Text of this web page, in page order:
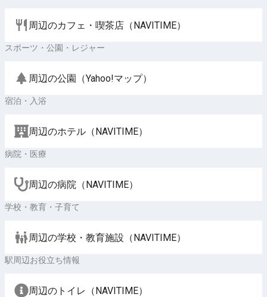
周辺のカフェ・喫茶店（NAVITIME）
スポーツ・公園・レジャー
周辺の公園（Yahoo!マップ）
宿泊・入浴
周辺のホテル（NAVITIME）
病院・医療
周辺の病院（NAVITIME）
学校・教育・子育て
周辺の学校・教育施設（NAVITIME）
駅周辺お役立ち情報
周辺のトイレ（NAVITIME）